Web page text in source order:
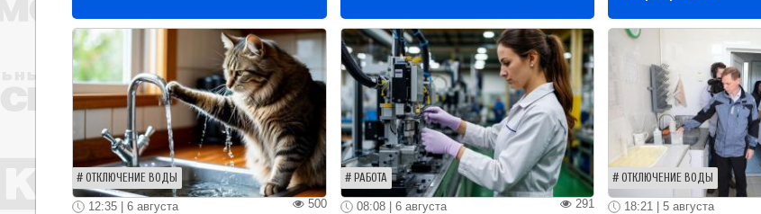
ОТКЛЮЧЕНИЕ ВОДЫ
500
12:35 | 6 августа
РАБОТА
291
08:08 | 6 августа
ОТКЛЮЧЕНИЕ ВОДЫ
18:21 | 5 августа